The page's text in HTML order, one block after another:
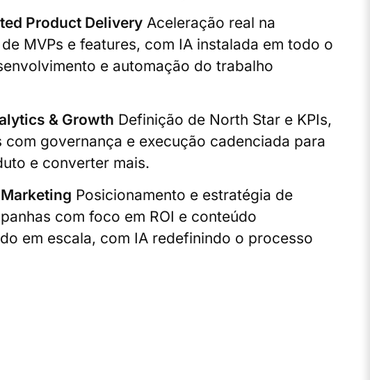
Product Delivery Aceleração real na
MVPs e features, com IA instalada em todo o
e automação do trabalho
& Growth Definição de North Star e KPIs,
com governança e execução cadenciada para
e converter mais.
Posicionamento e estratégia de
com foco em ROI e conteúdo
em escala, com IA redefinindo o processo